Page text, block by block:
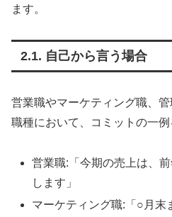
ます。
2.1. 自己から言う場合
営業職やマーケティング職、
職種において、コミットの一例
営業職:「今期の売上は、
します」
マーケティング職:「○月末